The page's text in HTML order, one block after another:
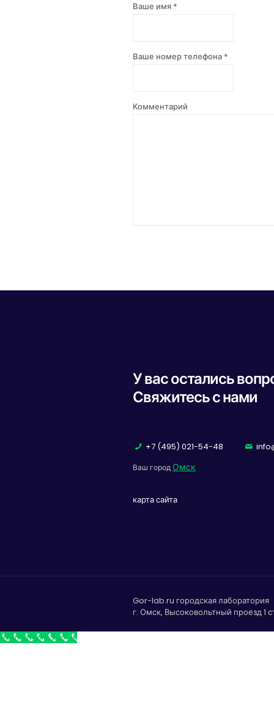
Комментарий
Ваше имя *
Ваше номер телефона *
У вас остались
Свяжитесь с нами
+7 (495) 021-54-48
Ваш город Омск
карта сайта
Gor-lab.ru городская лаборатория
г. Омск, Высоковольтный проезд 1
Бесплатный звонок